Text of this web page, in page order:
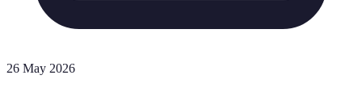
26 May 2026